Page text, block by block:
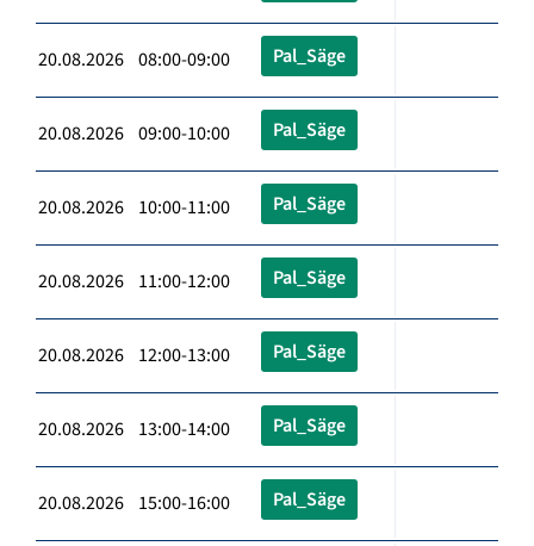
20.08.2026 08:00-09:00 Pal_Säge
20.08.2026 09:00-10:00 Pal_Säge
20.08.2026 10:00-11:00 Pal_Säge
20.08.2026 11:00-12:00 Pal_Säge
20.08.2026 12:00-13:00 Pal_Säge
20.08.2026 13:00-14:00 Pal_Säge
20.08.2026 15:00-16:00 Pal_Säge